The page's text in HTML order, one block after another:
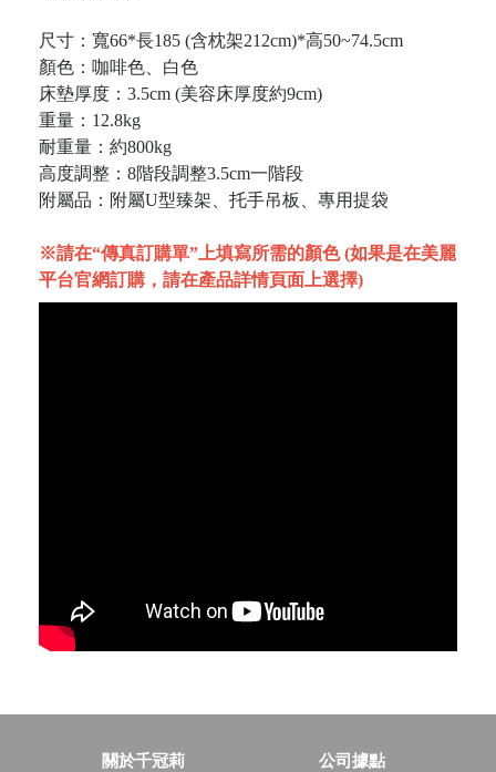
尺寸：寬66*長185 (含枕架212cm)*高50~74.5cm
顏色：咖啡色、白色
床墊厚度：3.5cm (美容床厚度約9cm)
重量：12.8kg
耐重量：約800kg
高度調整：8階段調整3.5cm一階段
附屬品：附屬U型臻架、托手吊板、專用提袋
※請在“傳真訂購單”上填寫所需的顏色 (如果是在美麗
平台官網訂購，請在產品詳情頁面上選擇)
關於千冠莉 公司據點